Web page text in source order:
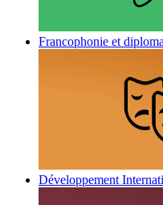
Francophonie et
Développement